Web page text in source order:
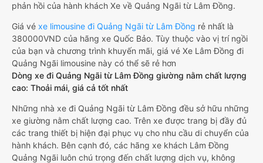
phản hồi của hành khách Xe về Quảng Ngãi từ Lâm Đồng.
Giá vé xe limousine đi Quảng Ngãi từ Lâm Đồng rẻ nhất là
380000VND của hãng xe Quốc Bảo. Tùy thuộc vào vị trí ngồi
của bạn và chương trình khuyến mãi, giá vé Xe Lâm Đồng đi
Quảng Ngãi limousine này có thể sẽ rẻ hơn
Dòng xe đi Quảng Ngãi từ Lâm Đồng giường nằm chất lượng
cao: Thoải mái, giá cả tốt nhất
Những nhà xe đi Quảng Ngãi từ Lâm Đồng đều sở hữu những
xe giường nằm chất lượng cao. Trên xe được trang bị đầy đủ
các trang thiết bị hiện đại phục vụ cho nhu cầu di chuyển của
hành khách. Bên cạnh đó, các hãng xe khách Lâm Đồng
Quảng Ngãi luôn chú trọng đến chất lượng dịch vụ, không